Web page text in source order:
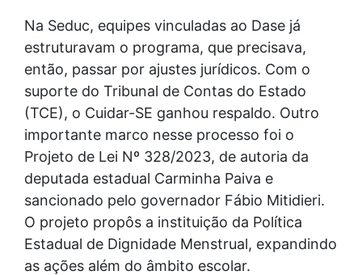
Na Seduc, equipes vinculadas ao Dase já
estruturavam o programa, que precisava,
então, passar por ajustes jurídicos. Com o
suporte do Tribunal de Contas do Estado
(TCE), o Cuidar-SE ganhou respaldo. Outro
importante marco nesse processo foi o
Projeto de Lei Nº 328/2023, de autoria da
deputada estadual Carminha Paiva e
sancionado pelo governador Fábio Mitidieri.
O projeto propôs a instituição da Política
Estadual de Dignidade Menstrual, expandindo
as ações além do âmbito escolar.